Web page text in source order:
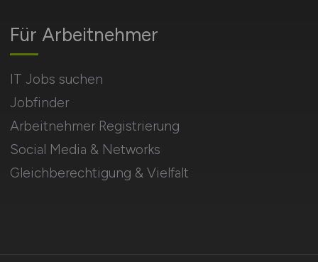
Für Arbeitnehmer
IT Jobs suchen
Jobfinder
Arbeitnehmer Registrierung
Social Media & Networks
Gleichberechtigung & Vielfalt